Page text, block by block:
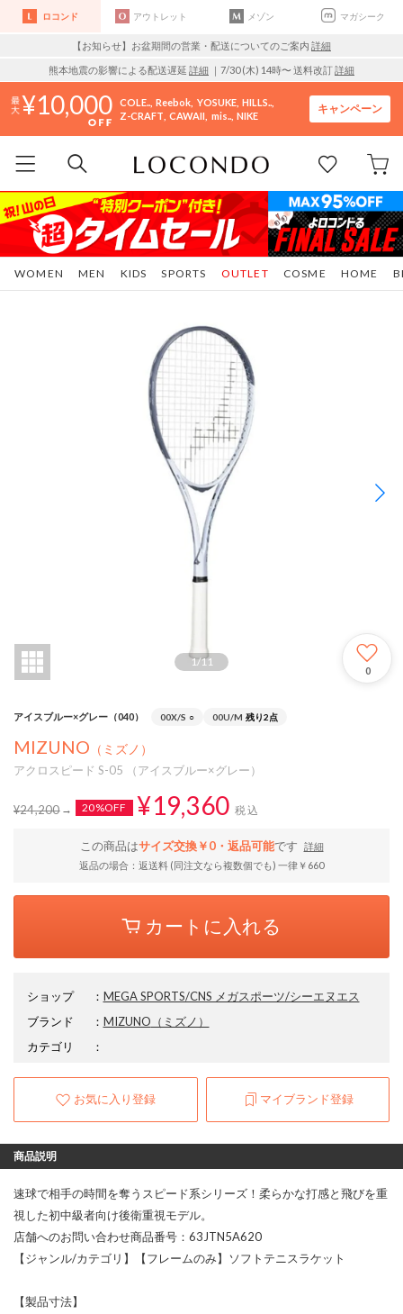
ロコンド アウトレット メゾン マガシーク
【お知らせ】お盆期間の営業・配送についてのご案内 詳細
熊本地震の影響による配送遅延 詳細 ｜7/30 (木) 14時〜 送料改訂詳細
10,000 COLE.. Reebok YOSUKE HILLS..
Z-CRAFT CAWAII mis.. NIKE
キャンペーン
WOMEN MEN KIDS SPORTS COSME HOME
OUTLET
1/11
0
アイスブルー×グレー（040） 00X/S ○ 00U/M 残り2点
MIZUNO （ミズノ）
アクロスピード S-05 （アイスブルー×グレー）
¥24,200 20%OFF ¥19,360 税込
この商品はサイズ交換￥0・返品可能です
詳細
返品の場合：返送料 (同注文なら複数個でも) 一律￥660
カートに入れる
ショップ ： MEGA SPORTS/CNS メガスポーツ/シーエヌエス
ブランド
： MIZUNO （ミズノ）
カテゴリ
：
お気に入り登録 マイブランド登録
商品説明
速球で相手の時間を奪うスピード系シリーズ！柔らかな打感と飛びを重
視した初中級者向け後衛重視モデル。
店舗へのお問い合わせ商品番号：63JTN5A620
【ジャンル/カテゴリ】【フレームのみ】ソフトテニスラケット
【製品寸法】